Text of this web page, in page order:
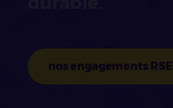
nos engagements RSE